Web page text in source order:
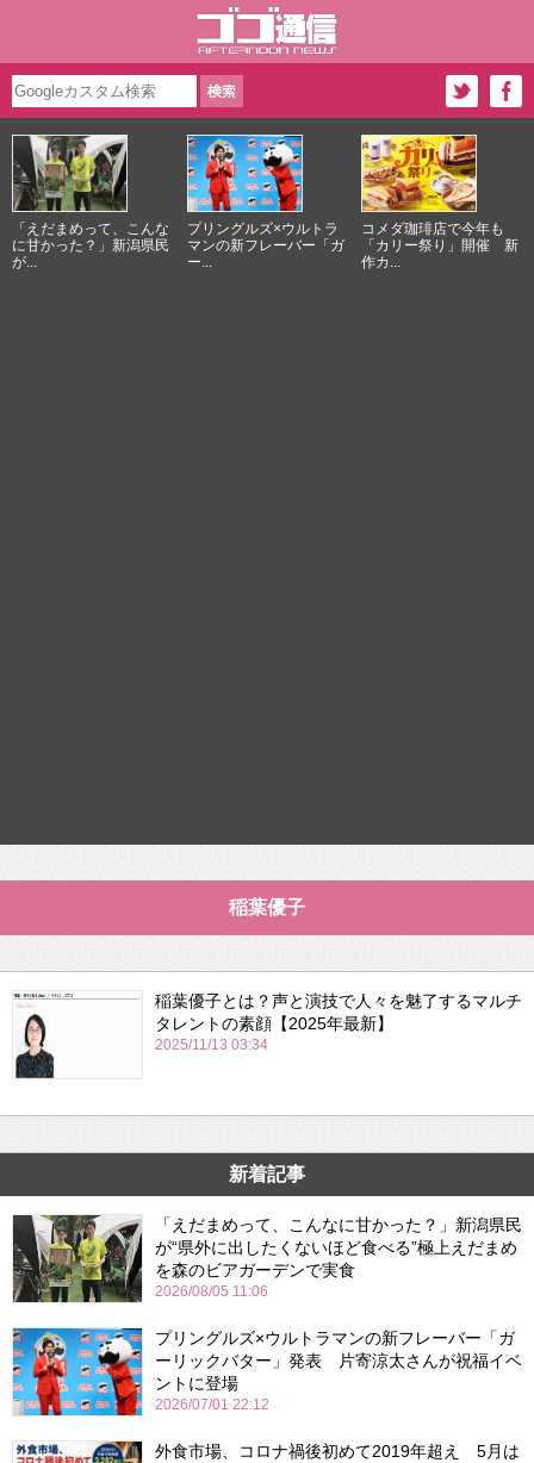
「えだまめって、こんな
に甘かった？」新潟県民
が...
プリングルズ×ウルトラ
マンの新フレーバー「ガ
ー...
コメダ珈琲店で今年も
「カリー祭り」開催 新
作カ...
稲葉優子
稲葉優子とは？声と演技で人々を魅了するマルチ
タレントの素顔【2025年最新】
2025/11/13 03:34
新着記事
「えだまめって、こんなに甘かった？」新潟県民
が“県外に出したくないほど食べる”極上えだまめ
を森のビアガーデンで実食
2026/08/05 11:06
プリングルズ×ウルトラマンの新フレーバー「ガ
ーリックバター」発表 片寄涼太さんが祝福イベ
ントに登場
2026/07/01 22:12
外食市場、コロナ禍後初めて2019年超え 5月は